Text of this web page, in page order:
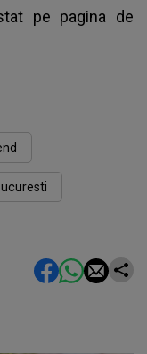
pe pagina de